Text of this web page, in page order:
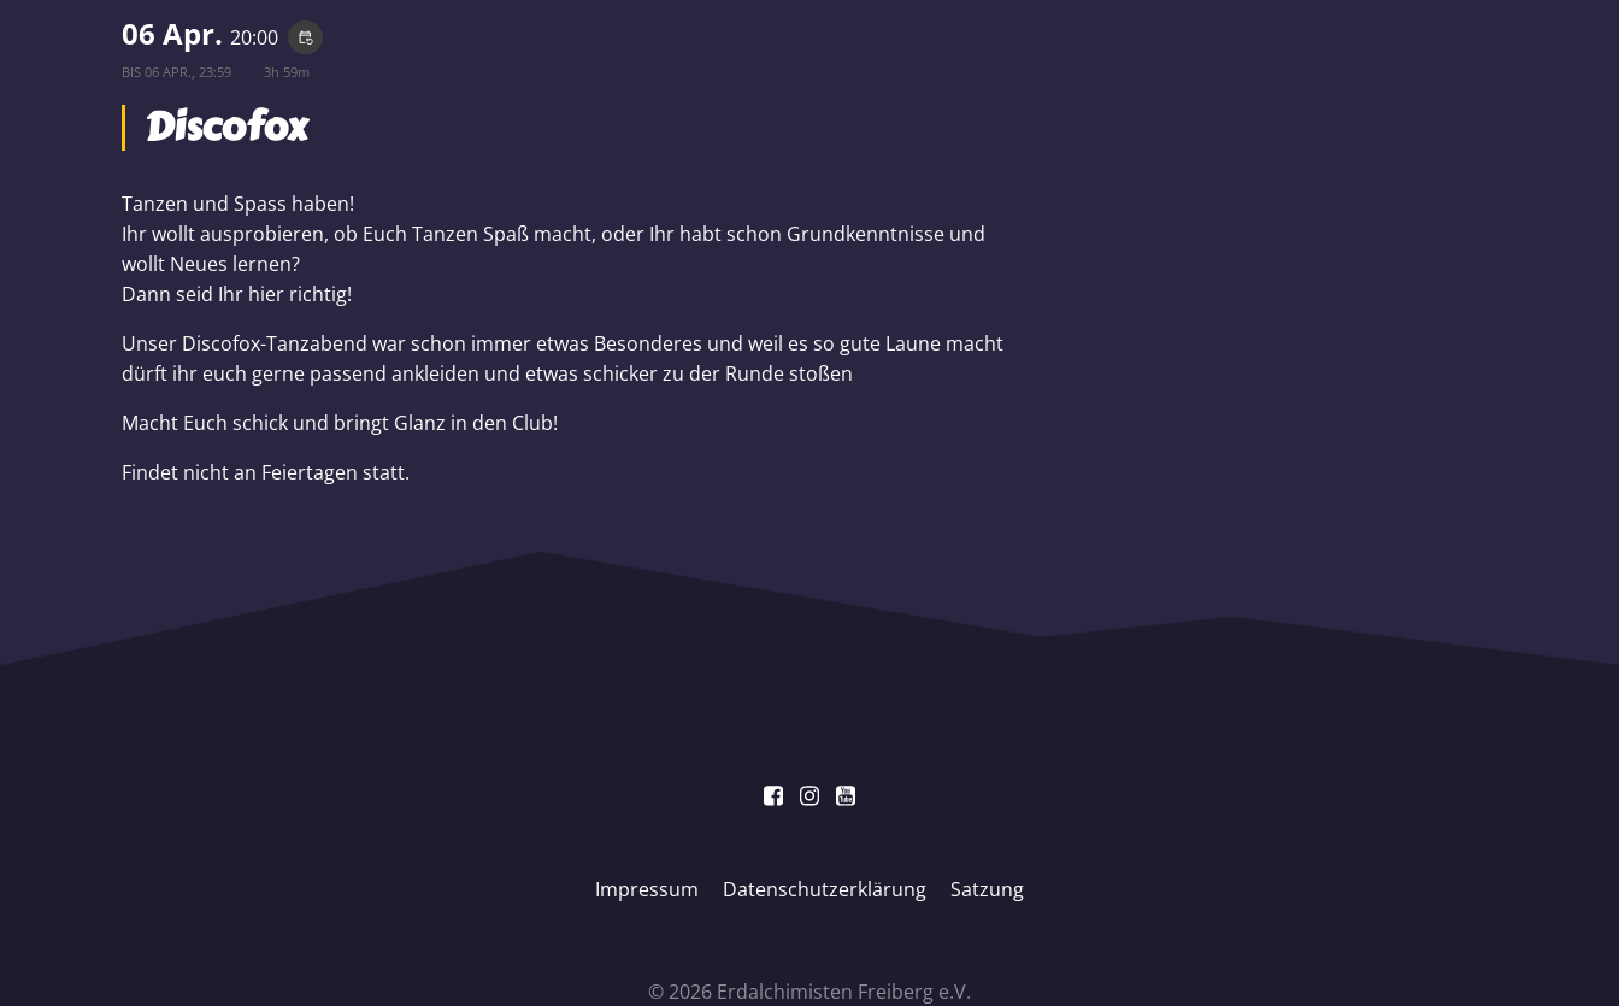
06 Apr. 20:00 event_repeat
BIS 06 APR., 23:59 3h 59m
Discofox
Tanzen und Spass haben!
Ihr wollt ausprobieren, ob Euch Tanzen Spaß macht, oder Ihr habt schon Grundkenntnisse und
wollt Neues lernen?
Dann seid Ihr hier richtig!
Unser Discofox-Tanzabend war schon immer etwas Besonderes und weil es so gute Laune macht
dürft ihr euch gerne passend ankleiden und etwas schicker zu der Runde stoßen
Macht Euch schick und bringt Glanz in den Club!
Findet nicht an Feiertagen statt.
Impressum Datenschutzerklärung Satzung
© 2026 Erdalchimisten Freiberg e.V.